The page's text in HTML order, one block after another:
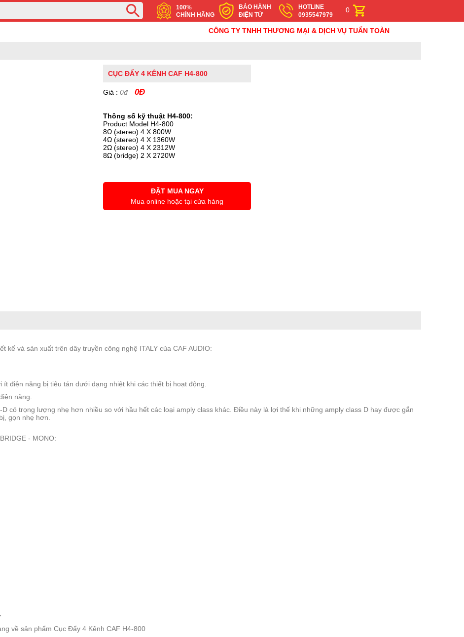
100%
CHÍNH HÃNG
BẢO HÀNH
ĐIỆN TỬ
HOTLINE
0935547979
0
CÔNG TY TNHH THƯƠNG MẠI & DỊCH VỤ TUẤN TOÀN
CỤC ĐẨY 4 KÊNH CAF H4-800
Giá : 0đ 0Đ
Thông số kỹ thuật H4-800:
Product Model H4-800
8Ω (stereo) 4 X 800W
4Ω (stereo) 4 X 1360W
2Ω (stereo) 4 X 2312W
8Ω (bridge) 2 X 2720W
ĐẶT MUA NGAY
Mua online hoặc tại cửa hàng
kế và sản xuất trên dây truyền công nghệ ITALY của CAF AUDIO:
điện năng bị tiêu tán dưới dạng nhiệt khi các thiết bị hoạt động.
năng.
có trọng lượng nhẹ hơn nhiều so với hầu hết các loại amply class khác. Điều này là lợi thế khi những amply class D hay được gắn
gọn nhẹ hơn.
- MONO:
về sản phẩm Cục Đẩy 4 Kênh CAF H4-800